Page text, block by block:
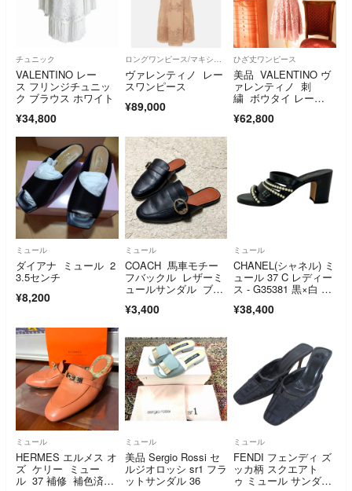
チュニック
VALENTINO レー
ス フリンジチュニッ
ク ブラウス ホワイト
¥34,800
ロングワンピース/マキシワンピース
ヴァレンティノ レー
スワンピース
¥89,000
ひざ丈ワンピース
美品 VALENTINO ヴ
ァレンティノ 刺
繍 ボウタイ レー
ス ピンク ノースリー
¥62,800
ミュール
ダイアナ ミュール 2
3.5センチ
¥8,200
ミュール
COACH 馬車モチー
フバックル レザーミ
ュールサンダル ブラ
¥3,400
ミュール
CHANEL(シャネル) ミ
ュール 37 C レディー
ス - G35381 黒×白 パ
替済 レザー
¥38,400
ミュール
HERMES エルメス オ
ズ ケリー ミュー
ル 37 補修 補色済
ミュール
美品 Sergio Rossi セ
ルジオロッシ sr1 フラ
ットサンダル 36
ミュール
FENDI フェンディ ズ
ッカ柄 スクエアト
ゥ ミュール サンダ